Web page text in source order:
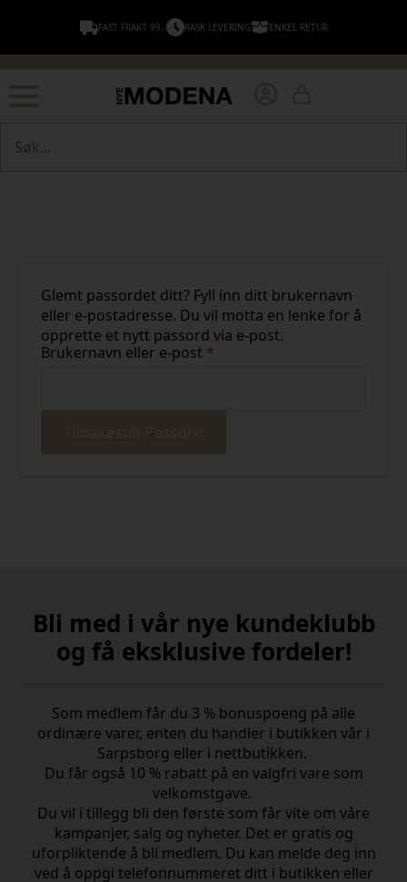
FAST FRAKT 99,- RASK LEVERING ENKEL RETUR
Glemt passordet ditt? Fyll inn ditt brukernavn
eller e-postadresse. Du vil motta en lenke for å
opprette et nytt passord via e-post.
Brukernavn eller e-post *
Bli med i vår nye kundeklubb
og få eksklusive fordeler!
Som medlem får du 3 % bonuspoeng på alle
ordinære varer, enten du handler i butikken vår i
Sarpsborg eller i nettbutikken.
Du får også 10 % rabatt på en valgfri vare som
velkomstgave.
Du vil i tillegg bli den første som får vite om våre
kampanjer, salg og nyheter. Det er gratis og
uforpliktende å bli medlem. Du kan melde deg inn
ved å oppgi telefonnummeret ditt i butikken eller